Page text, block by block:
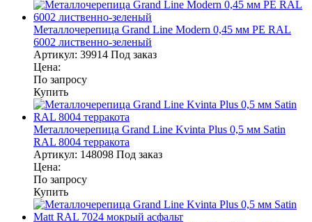
Металлочерепица Grand Line Modern 0,45 мм PE RAL
6002 лиственно-зеленый
Артикул: 39914 Под заказ
Цена:
По запросу
Купить
Металлочерепица Grand Line Kvinta Plus 0,5 мм Satin
RAL 8004 терракота
Артикул: 148098 Под заказ
Цена:
По запросу
Купить